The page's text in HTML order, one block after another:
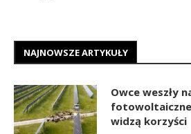
NAJNOWSZE ARTYKUŁY
Owce weszły
widzą korzyści